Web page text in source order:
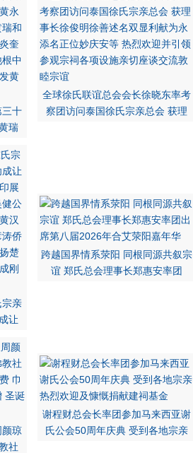
十
瑞
全球徐氏联谊总会会长徐晓东率考
察团访问泰国徐氏宗亲总会 获理
亲
让
跨越国界情系荥阳 同根同源共叙宗
谊 郑氏总会理事长郑惠安率团
琼
社
谢程财总会长率团参加马来西亚谢
氏公会50周年庆典 受到各地宗亲